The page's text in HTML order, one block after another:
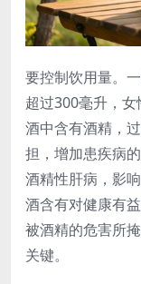
要控制饮用量。
超过300毫升，
酒中含有酒精，
担，增加患疾病
酒精性肝病，影
酒含有对健康有
被酒精的危害所
关键。